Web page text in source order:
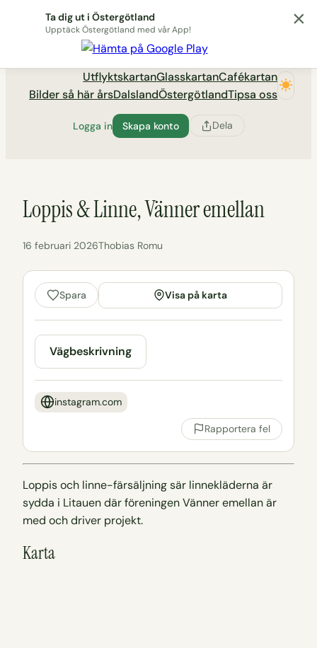
Utflyktsportalen tadigut.nu
UtflyktskartanGlasskartanCafékartan
Bilder så här årsDalslandÖstergötlandTipsa oss
Logga in Skapa konto Dela
Loppis & Linne, Vänner emellan
16 februari 2026Thobias Romu
Spara Visa på karta
Vägbeskrivning
instagram.com
Rapportera fel
Loppis och linne-färsäljning sär linnekläderna är
sydda i Litauen där föreningen Vänner emellan är
med och driver projekt.
Karta
Ta dig ut i Östergötland
Upptäck Östergötland med vår App! ×